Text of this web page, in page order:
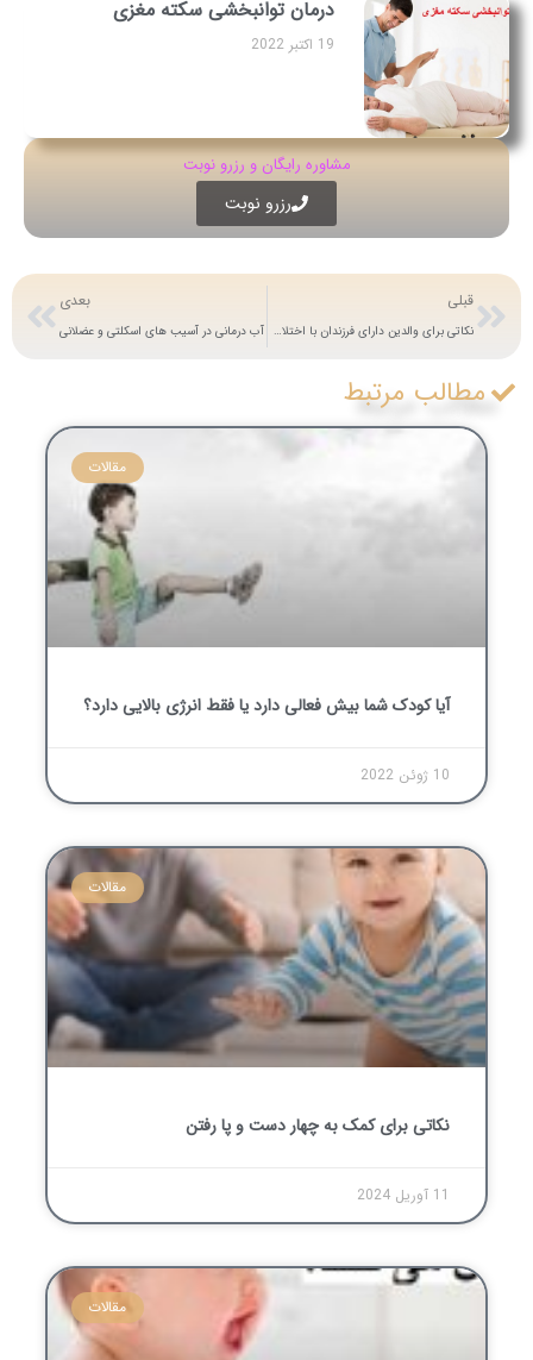
درمان توانبخشی سکته مغزی
19 اکتبر 2022
مشاوره رایگان و رزرو نوبت
رزرو نوبت
قبلی
نکاتی برای والدین دارای فرزندان با اختلال طیف اوتیسم
بعدی
آب درمانی در آسیب های اسکلتی و عضلانی
مطالب مرتبط
مقالات
آیا کودک شما بیش فعالی دارد یا فقط انرژی بالایی دارد؟
10 ژوئن 2022
مقالات
نکاتی برای کمک به چهار دست و پا رفتن
11 آوریل 2024
مقالات